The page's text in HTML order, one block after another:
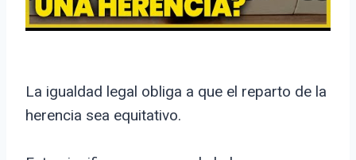
La igualdad legal obliga a que el reparto de la
herencia sea equitativo.